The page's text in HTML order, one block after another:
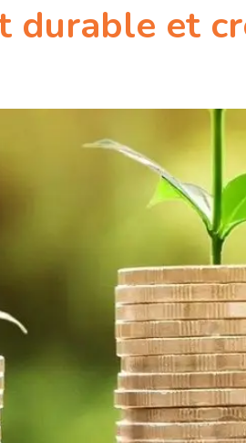
durable et